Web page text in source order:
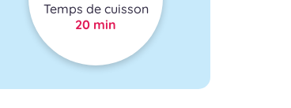
Temps de cuisson
20 min